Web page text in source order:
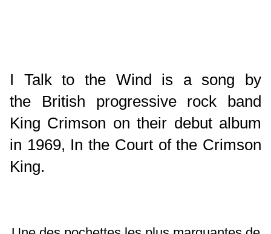
I Talk to the Wind is a song by
the British progressive rock band
King Crimson on their debut album
in 1969, In the Court of the Crimson
King.